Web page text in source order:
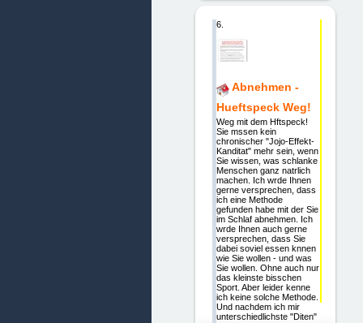
6.
Abnehmen -
Hueftspeck Weg!
Weg mit dem Hftspeck!
Sie mssen kein
chronischer "Jojo-Effekt-
Kanditat" mehr sein, wenn
Sie wissen, was schlanke
Menschen ganz natrlich
machen. Ich wrde Ihnen
gerne versprechen, dass
ich eine Methode
gefunden habe mit der Sie
im Schlaf abnehmen. Ich
wrde Ihnen auch gerne
versprechen, dass Sie
dabei soviel essen knnen
wie Sie wollen - und was
Sie wollen. Ohne auch nur
das kleinste bisschen
Sport. Aber leider kenne
ich keine solche Methode.
Und nachdem ich mir
unterschiedlichste "Diten"